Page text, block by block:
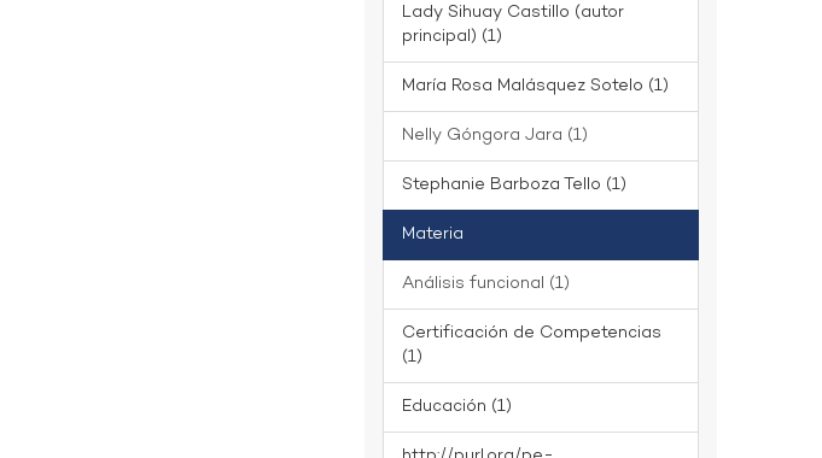
Lady Sihuay Castillo (autor
principal) (1)
María Rosa Malásquez Sotelo (1)
Nelly Góngora Jara (1)
Stephanie Barboza Tello (1)
Materia
Análisis funcional (1)
Certificación de Competencias
(1)
Educación (1)